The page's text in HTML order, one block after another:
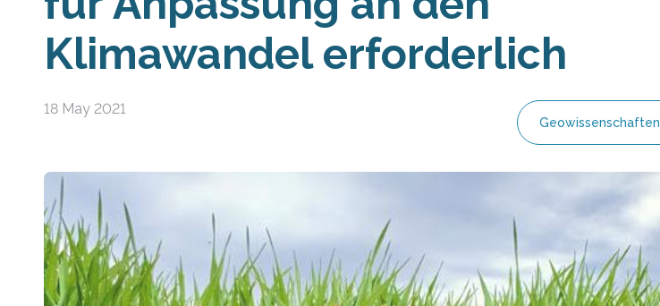
Klimawandel erforderlich
18 May 2021
Geowissenschaften